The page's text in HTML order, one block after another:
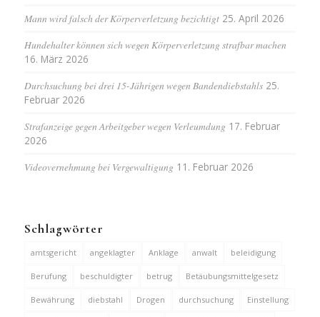
Mann wird falsch der Körperverletzung bezichtigt 25. April 2026
Hundehalter können sich wegen Körperverletzung strafbar machen
16. März 2026
Durchsuchung bei drei 15-Jährigen wegen Bandendiebstahls 25.
Februar 2026
Strafanzeige gegen Arbeitgeber wegen Verleumdung 17. Februar
2026
Videovernehmung bei Vergewaltigung 11. Februar 2026
Schlagwörter
amtsgericht angeklagter Anklage anwalt beleidigung
Berufung beschuldigter betrug Betäubungsmittelgesetz
Bewährung diebstahl Drogen durchsuchung Einstellung